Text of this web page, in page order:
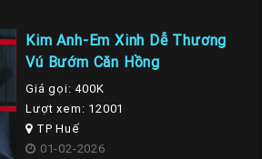
Kim Anh-Em Xinh Dễ Thương
Vú Bướm Căn Hồng
Giá gọi: 400K
Lượt xem: 12001
TP Huế
01-02-2026